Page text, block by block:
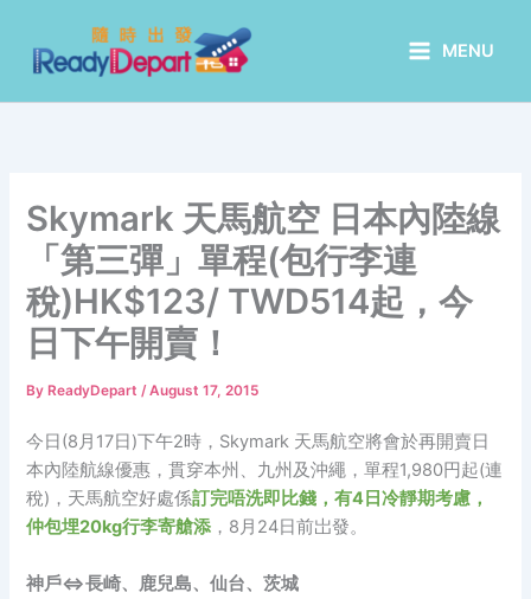
content
MENU
Skymark 天馬航空 日本內陸線
「第三彈」單程(包行李連
稅)HK$123/ TWD514起，今
日下午開賣！
By ReadyDepart/August 17, 2015
今日(8月17日)下午2時，Skymark 天馬航空將會於再開賣日
本內陸航線優惠，貫穿本州、九州及沖繩，單程1,980円起(連
稅)，天馬航空好處係訂完唔洗即比錢，有4日冷靜期考慮，
仲包埋20kg行李寄艙添 ，8月24日前岀發。
神戶⇔長崎、鹿兒島、仙台、茨城